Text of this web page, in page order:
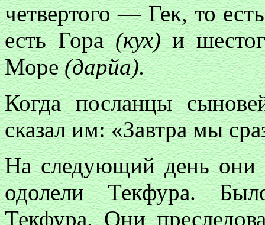
четвертого — Гек, то
есть Гора(кух)и
Море(дарйа).
Когда посланцы
сказал им: «Завтра мы
На следующий день они
одолели Текфура.
Текфура. Они